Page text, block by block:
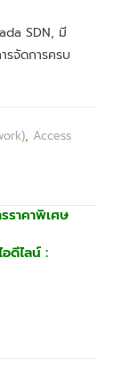
SDN, มี
รจัดการครบ
, Access
ราคาพิเศษ
ดีไลน์ :